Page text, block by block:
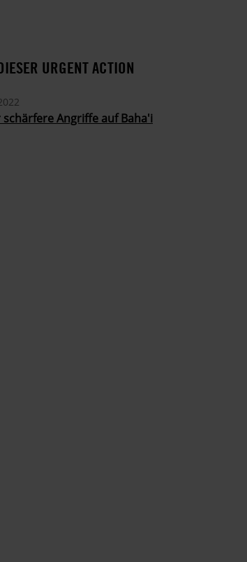
URGENT ACTION
Angriffe auf Baha'i